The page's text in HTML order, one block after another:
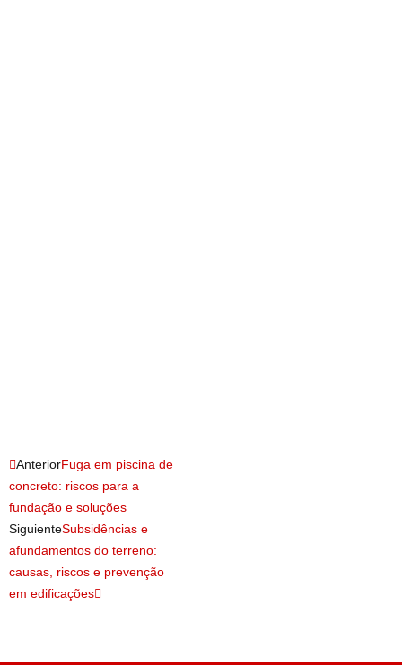
AnteriorFuga em piscina de
concreto: riscos para a
fundação e soluções
SiguienteSubsidências e
afundamentos do terreno:
causas, riscos e prevenção
em edificações